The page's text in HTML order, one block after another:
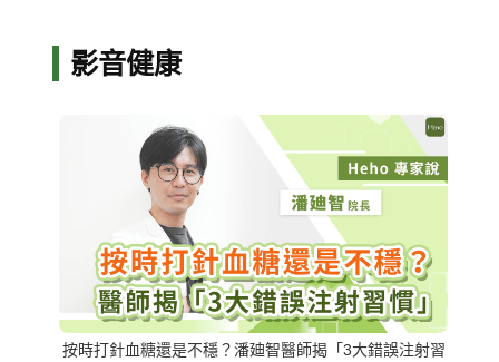
影音健康
按時打針血糖還是不穩？潘廸智醫師揭「3大錯誤注射習